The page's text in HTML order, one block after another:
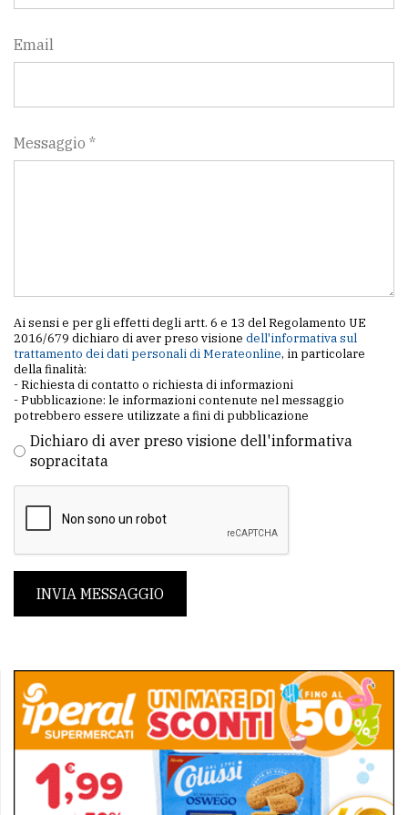
policy
Email
Messaggio *
Ai sensi e per gli effetti degli artt. 6 e 13 del Regolamento UE
2016/679 dichiaro di aver preso visione dell'informativa sul
trattamento dei dati personali di Merateonline, in particolare
della finalità:
- Richiesta di contatto o richiesta di informazioni
- Pubblicazione: le informazioni contenute nel messaggio
potrebbero essere utilizzate a fini di pubblicazione
Dichiaro di aver preso visione dell'informativa
sopracitata
INVIA MESSAGGIO